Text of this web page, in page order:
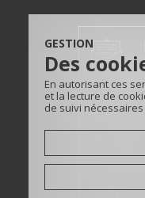
GESTION
Des
En autorisant ces
et la lecture de
de suivi